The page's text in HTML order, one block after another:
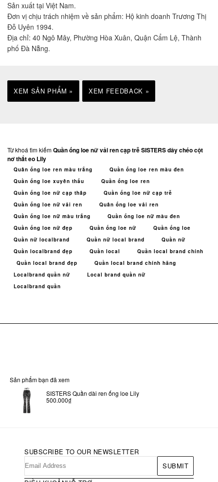
Sản xuất tại Việt Nam.
Đơn vị chịu trách nhiệm về sản phẩm: Hộ kinh doanh Trương Thị
Đỗ Uyên 1994.
Địa chỉ: 40 Ngô Mây, Phường Hòa Xuân, Quận Cẩm Lệ, Thành
phố Đà Nẵng.
XEM SẢN PHẨM » XEM FEEDBACK »
Từ khoá tìm kiếmQuần ống loe nữ vải ren cạp trễ SISTERS dây chéo cột
nơ thắt eo Lily
Quân ống loe ren màu trắng
Quần ống loe ren màu đen
Quần ống loe xuyên thấu
Quần ống loe ren
Quần ống loe nữ cạp thâp
Quần ống loe nữ cạp trễ
Quần ống loe nữ vải ren
Quân ống loe vải ren
Quần ống loe nữ màu trắng
Quần ống loe nữ màu đen
Quần ống loe nữ đẹp
Quần ống loe nữ
Quần ống loe
Quần nữ localbrand
Quần nữ local brand
Quần nữ
Quần localbrand đẹp
Quần local
Quần local brand chính
Quần local brand đẹp
Quần local brand chính hãng
Localbrand quần nữ
Local brand quần nữ
Localbrand quần
Sản phẩm bạn đã xem
SISTERS Quần dài ren ống loe Lily
500.000₫
SUBSCRIBE TO OUR NEWSLETTER
SUBMIT